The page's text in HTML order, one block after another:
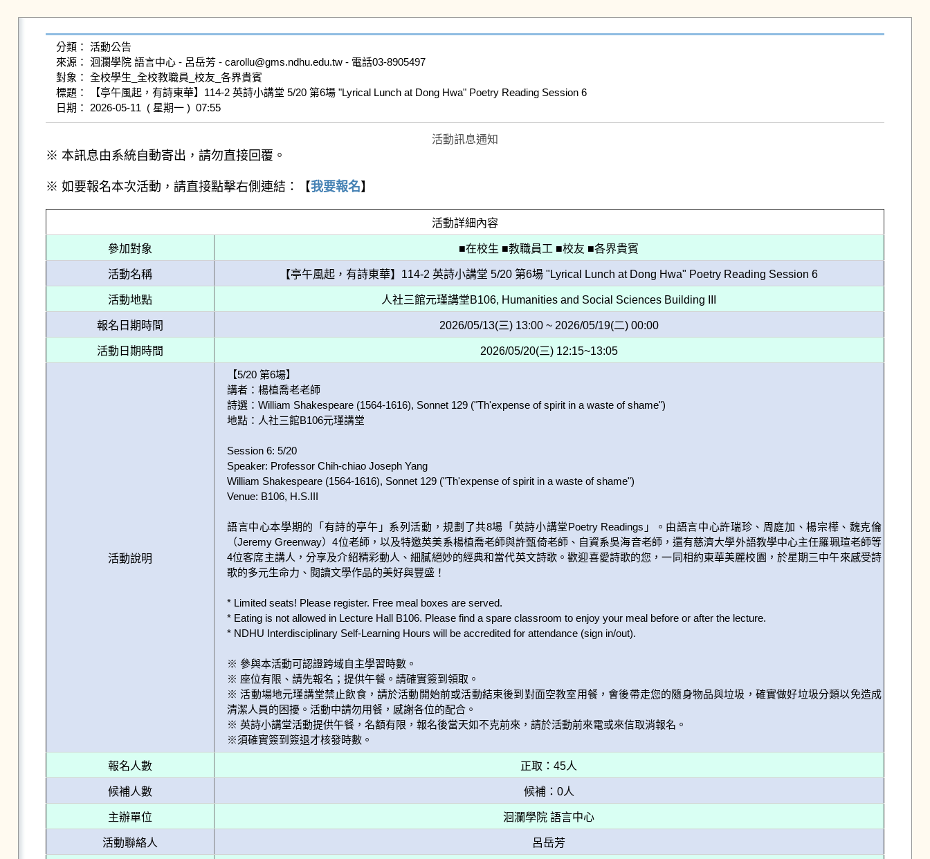
分類： 活動公告
來源： 洄瀾學院 語言中心 - 呂岳芳 - carollu@gms.ndhu.edu.tw - 電話03-8905497
對象： 全校學生_全校教職員_校友_各界貴賓
標題： 【亭午風起，有詩東華】114-2 英詩小講堂 5/20 第6場 "Lyrical Lunch at Dong Hwa" Poetry Reading Session 6
日期： 2026-05-11  ( 星期一 )  07:55
活動訊息通知
※ 本訊息由系統自動寄出，請勿直接回覆。
※ 如要報名本次活動，請直接點擊右側連結：【我要報名】
活動詳細內容
參加對象 ■在校生 ■教職員工 ■校友 ■各界貴賓
活動名稱 【亭午風起，有詩東華】114-2 英詩小講堂 5/20 第6場 "Lyrical Lunch at Dong Hwa" Poetry Reading Session 6
活動地點 人社三館元瑾講堂B106, Humanities and Social Sciences Building III
報名日期時間 2026/05/13(三) 13:00 ~ 2026/05/19(二) 00:00
活動日期時間 2026/05/20(三) 12:15~13:05
活動說明
【5/20 第6場】
講者：楊植喬老老師
詩選：William Shakespeare (1564-1616), Sonnet 129 ("Th'expense of spirit in a waste of shame")
地點：人社三館B106元瑾講堂
Session 6: 5/20
Speaker: Professor Chih-chiao Joseph Yang
William Shakespeare (1564-1616), Sonnet 129 ("Th'expense of spirit in a waste of shame")
Venue: B106, H.S.III
語言中心本學期的「有詩的亭午」系列活動，規劃了共8場「英詩小講堂Poetry Readings」。由語言中心許瑞珍、周庭加、楊宗樺、魏克倫
（Jeremy Greenway）4位老師，以及特邀英美系楊植喬老師與許甄倚老師、自資系吳海音老師，還有慈濟大學外語教學中心主任羅珮瑄老師等
4位客席主講人，分享及介紹精彩動人、細膩絕妙的經典和當代英文詩歌。歡迎喜愛詩歌的您，一同相約東華美麗校園，於星期三中午來感受詩
歌的多元生命力、閱讀文學作品的美好與豐盛！
* Limited seats! Please register. Free meal boxes are served.
* Eating is not allowed in Lecture Hall B106. Please find a spare classroom to enjoy your meal before or after the lecture.
* NDHU Interdisciplinary Self-Learning Hours will be accredited for attendance (sign in/out).
※ 參與本活動可認證跨域自主學習時數。
※ 座位有限、請先報名；提供午餐。請確實簽到領取。
※ 活動場地元瑾講堂禁止飲食，請於活動開始前或活動結束後到對面空教室用餐，會後帶走您的隨身物品與垃圾，確實做好垃圾分類以免造成
清潔人員的困擾。活動中請勿用餐，感謝各位的配合。
※ 英詩小講堂活動提供午餐，名額有限，報名後當天如不克前來，請於活動前來電或來信取消報名。
※須確實簽到簽退才核發時數。
報名人數 正取：45人
候補人數 候補：0人
主辦單位 洄瀾學院 語言中心
活動聯絡人 呂岳芳